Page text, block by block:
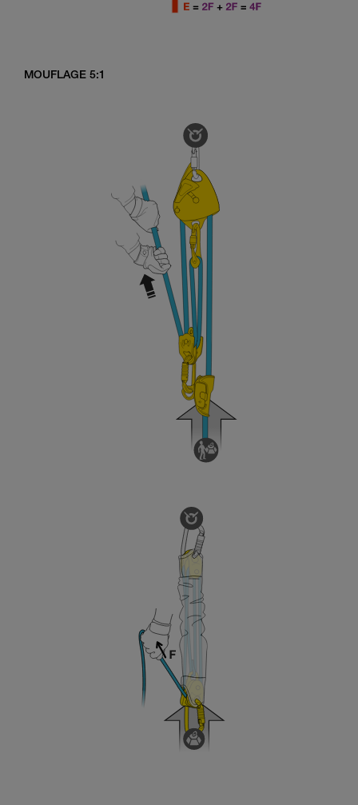
MOUFLAGE 5:1